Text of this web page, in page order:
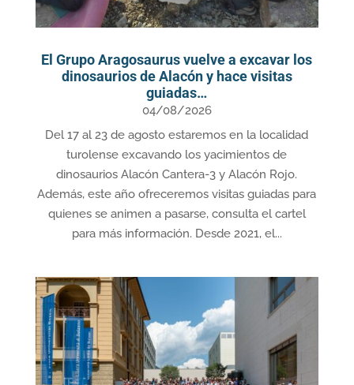
El Grupo Aragosaurus vuelve a excavar los
dinosaurios de Alacón y hace visitas
guiadas…
04/08/2026
Del 17 al 23 de agosto estaremos en la localidad
turolense excavando los yacimientos de
dinosaurios Alacón Cantera-3 y Alacón Rojo.
Además, este año ofreceremos visitas guiadas para
quienes se animen a pasarse, consulta el cartel
para más información. Desde 2021, el...